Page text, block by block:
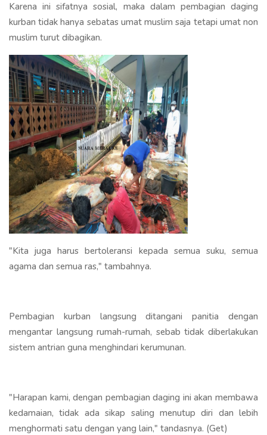
Karena ini sifatnya sosial, maka dalam pembagian daging
kurban tidak hanya sebatas umat muslim saja tetapi umat non
muslim turut dibagikan.
"Kita juga harus bertoleransi kepada semua suku, semua
agama dan semua ras," tambahnya.
Pembagian kurban langsung ditangani panitia dengan
mengantar langsung rumah-rumah, sebab tidak diberlakukan
sistem antrian guna menghindari kerumunan.
"Harapan kami, dengan pembagian daging ini akan membawa
kedamaian, tidak ada sikap saling menutup diri dan lebih
menghormati satu dengan yang lain," tandasnya. (Get)